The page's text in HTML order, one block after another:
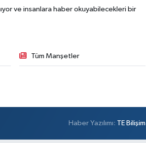
ve insanlara haber okuyabilecekleri bir
Tüm Manşetler
Haber Yazılımı: TE Bilişim